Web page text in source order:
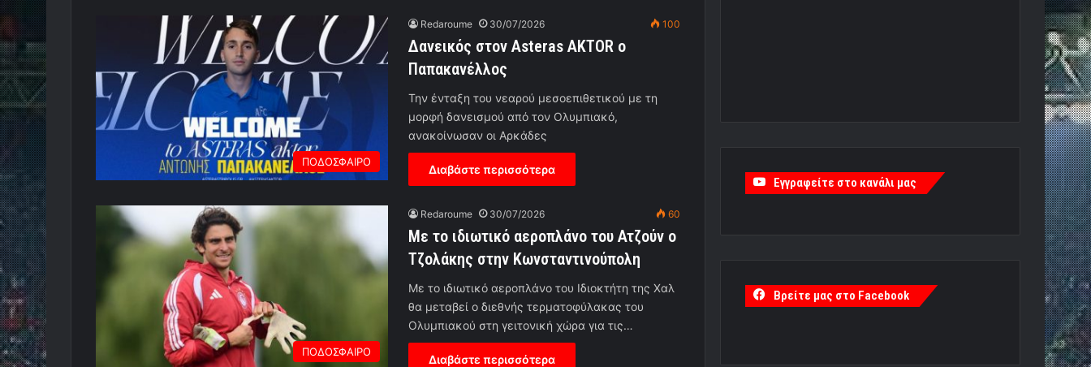
ΠΟΔΟΣΦΑΙΡΟ
Redaroume 30/07/2026 100
Δανεικός στον Asteras AKTOR ο
Παπακανέλλος
Την ένταξη του νεαρού μεσοεπιθετικού με τη
μορφή δανεισμού από τον Ολυμπιακό,
ανακοίνωσαν οι Αρκάδες
Διαβάστε περισσότερα
ΠΟΔΟΣΦΑΙΡΟ
Redaroume 30/07/2026 60
Με το ιδιωτικό αεροπλάνο του Ατζούν ο
Τζολάκης στην Κωνσταντινούπολη
Με το ιδιωτικό αεροπλάνο του Ιδιοκτήτη της Χαλ
θα μεταβεί ο διεθνής τερματοφύλακας του
Ολυμπιακού στη γειτονική χώρα για τις…
Διαβάστε περισσότερα
Εγγραφείτε στο κανάλι μας
Βρείτε μας στο Facebook